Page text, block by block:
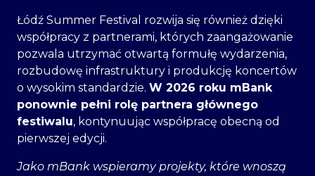
Łódź Summer Festival rozwija się również dzięki
współpracy z partnerami, których zaangażowanie
pozwala utrzymać otwartą formułę wydarzenia,
rozbudowę infrastruktury i produkcję koncertów
o wysokim standardzie. W 2026 roku mBank
ponownie pełni rolę partnera głównego
festiwalu, kontynuując współpracę obecną od
pierwszej edycji.
Jako mBank wspieramy projekty, które wnoszą